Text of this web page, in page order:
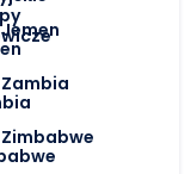
Jemen
Zambia
Zimbabwe